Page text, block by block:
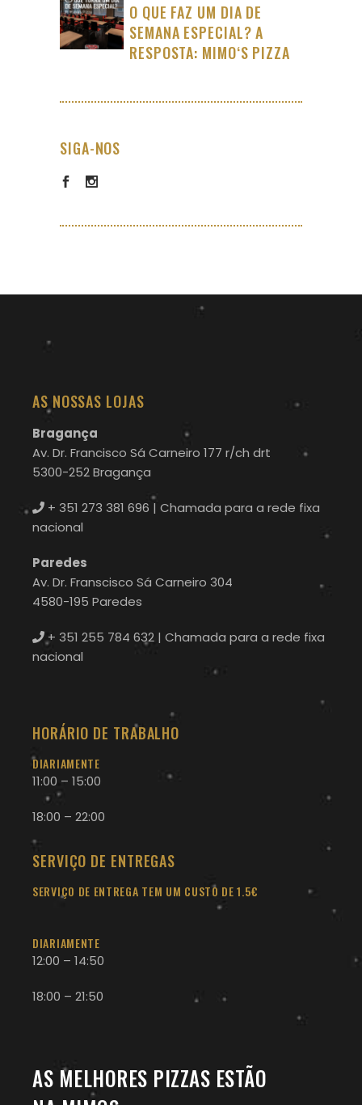
O QUE FAZ UM DIA DE
SEMANA ESPECIAL? A
RESPOSTA: MIMO‘S PIZZA
SIGA-NOS
AS NOSSAS LOJAS
Bragança
Av. Dr. Francisco Sá Carneiro 177 r/ch drt
5300-252 Bragança
+ 351 273 381 696 | Chamada para a rede fixa
nacional
Paredes
Av. Dr. Franscisco Sá Carneiro 304
4580-195 Paredes
+ 351 255 784 632 | Chamada para a rede fixa
nacional
HORÁRIO DE TRABALHO
DIARIAMENTE
11:00 – 15:00
18:00 – 22:00
SERVIÇO DE ENTREGAS
SERVIÇO DE ENTREGA TEM UM CUSTO DE 1.5€
DIARIAMENTE
12:00 – 14:50
18:00 – 21:50
AS MELHORES PIZZAS ESTÃO